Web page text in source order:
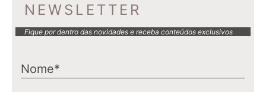
NEWSLETTER
Fique por dentro das novidades e receba conteúdos exclusivos